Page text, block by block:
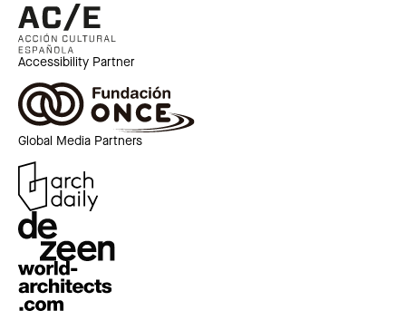
Accessibility Partner
Global Media Partners